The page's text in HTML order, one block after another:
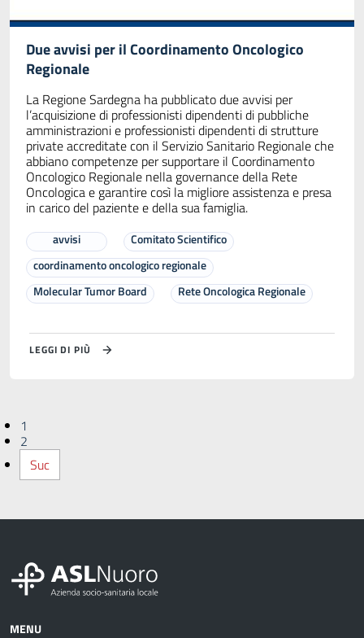
Due avvisi per il Coordinamento Oncologico
Regionale
La Regione Sardegna ha pubblicato due avvisi per
l’acquisizione di professionisti dipendenti di pubbliche
amministrazioni e professionisti dipendenti di strutture
private accreditate con il Servizio Sanitario Regionale che
abbiano competenze per supportare il Coordinamento
Oncologico Regionale nella governance della Rete
Oncologica e garantire così la migliore assistenza e presa
in carico del paziente e della sua famiglia.
avvisi
Comitato Scientifico
coordinamento oncologico regionale
Molecular Tumor Board
Rete Oncologica Regionale
LEGGI DI PIÙ
1
2
Suc
MENU